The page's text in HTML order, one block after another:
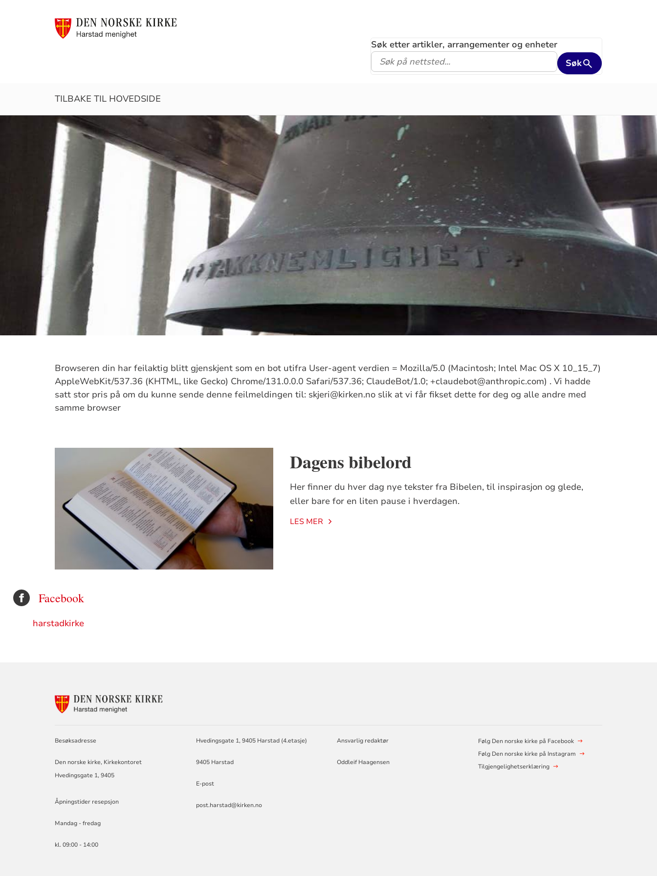
Søk etter artikler, arrangementer og enheter
Søk
Harstad
menighet
TILBAKE TIL HOVEDSIDE
Browseren din har feilaktig blitt gjenskjent som en bot utifra User-agent verdien = Mozilla/5.0 (Macintosh; Intel Mac OS X 10_15_7)
AppleWebKit/537.36 (KHTML, like Gecko) Chrome/131.0.0.0 Safari/537.36; ClaudeBot/1.0; +claudebot@anthropic.com) . Vi hadde
satt stor pris på om du kunne sende denne feilmeldingen til: skjeri@kirken.no slik at vi får fikset dette for deg og alle andre med
samme browser
Dagens bibelord
Her finner du hver dag nye tekster fra Bibelen, til inspirasjon og glede,
eller bare for en liten pause i hverdagen.
LES MER
Facebook
harstadkirke
KONTAKTINFORMASJON
Besøksadresse
Den norske kirke, Kirkekontoret
Hvedingsgate 1, 9405
Åpningstider resepsjon
Mandag - fredag
kl. 09:00 - 14:00
Hvedingsgate 1, 9405 Harstad (4.etasje)
9405 Harstad
E-post
post.harstad@kirken.no
Ansvarlig redaktør
Oddleif Haagensen
Følg Den norske kirke på Facebook
Følg Den norske kirke på Instagram
Tilgjengelighetserklæring